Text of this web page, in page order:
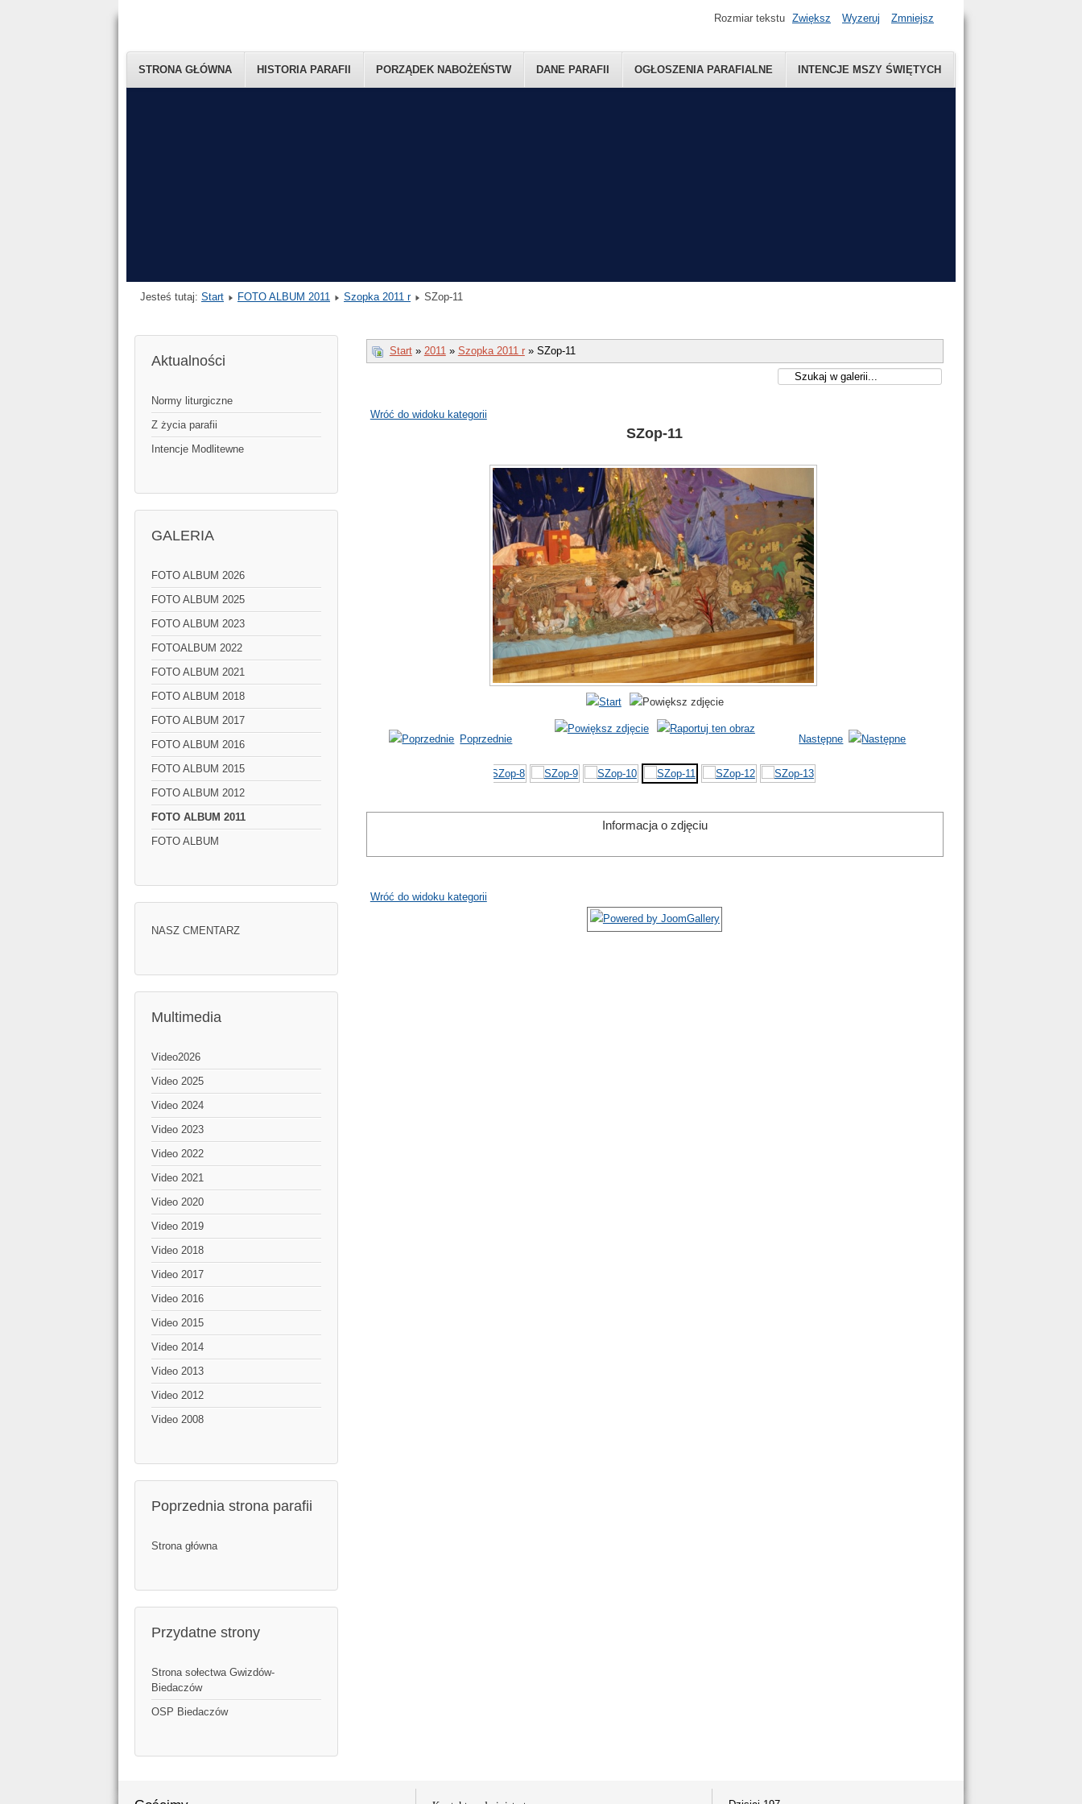
STRONA GŁÓWNA HISTORIA PARAFII PORZĄDEK NABOŻEŃSTW DANE PARAFII OGŁOSZENIA PARAFIALNE INTENCJE MSZY ŚWIĘTYCH
Rozmiar tekstu Zwiększ Wyzeruj Zmniejsz
Jesteś tutaj: Start FOTO ALBUM 2011 Szopka 2011 r SZop-11
Aktualności
Normy liturgiczne
Z życia parafii
Intencje Modlitewne
GALERIA
FOTO ALBUM 2026
FOTO ALBUM 2025
FOTO ALBUM 2023
FOTOALBUM 2022
FOTO ALBUM 2021
FOTO ALBUM 2018
FOTO ALBUM 2017
FOTO ALBUM 2016
FOTO ALBUM 2015
FOTO ALBUM 2012
FOTO ALBUM 2011
FOTO ALBUM
NASZ CMENTARZ
Multimedia
Video2026
Video 2025
Video 2024
Video 2023
Video 2022
Video 2021
Video 2020
Video 2019
Video 2018
Video 2017
Video 2016
Video 2015
Video 2014
Video 2013
Video 2012
Video 2008
Poprzednia strona parafii
Strona główna
Przydatne strony
Strona sołectwa Gwizdów-
Biedaczów
OSP Biedaczów
Start» 2011» Szopka 2011 r» SZop-11
Wróć do widoku kategorii
SZop-11
Poprzednie Następne
Informacja o zdjęciu
Wróć do widoku kategorii